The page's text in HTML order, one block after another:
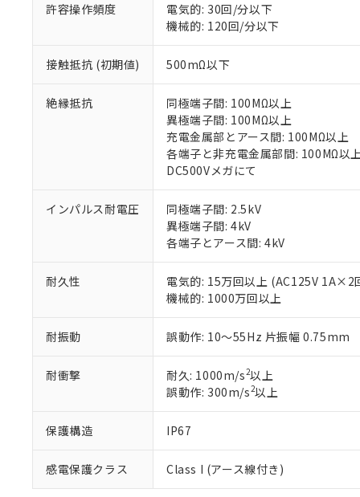
許容操作頻度
電気的: 30回/分以下
機械的: 120回/分以下
接触抵抗 (初期値) 500mΩ以下
絶縁抵抗
同極端子間: 100MΩ以上
異極端子間: 100MΩ以上
充電金属部とアース間: 100MΩ以上
各端子と非充電金属部間: 100MΩ以
DC500Vメガにて
インパルス耐電圧
同極端子間: 2.5kV
異極端子間: 4kV
各端子とアース間: 4kV
耐久性
電気的: 15万回以上 (AC125V
機械的: 1000万回以上
耐振動 誤動作: 10～55Hz 片振幅 0.75mm
耐衝撃 耐久: 1000m/s2以上
誤動作: 300m/s2以上
保護構造 IP67
感電保護クラス Class I (アース線付き)
以下の条件をお読
本サービス
くものです。
在庫状況お
マイパーツ
ている必要が
お客様が当
対応予定：EU
対応予定なし：
調査・確認中：
仕入先様の事情に
があります。
*EU RoHS指令（10物質
鉛(Pb) 1000ppm以下、
六価クロム(Cr(Ⅵ))
フタル酸エステル類の
部品在庫の切り替
※3 非含有証明
下記の非含有証明
また、RoHS指令
混在することから
※1 中国
「○」：最大均質
「×」：最大均質
「－」：未確認で
Pb(鉛) :1000ppm、
Cr(Ⅵ)(六価クロム) :
DBP(フタル酸ジブチル
※2 環境保護使
「ｅ」：有害物質
味します。
「－」：未確認で
当社は、こ
う）を輸出
当社は規制
たしません。
記
説明
－
在庫な